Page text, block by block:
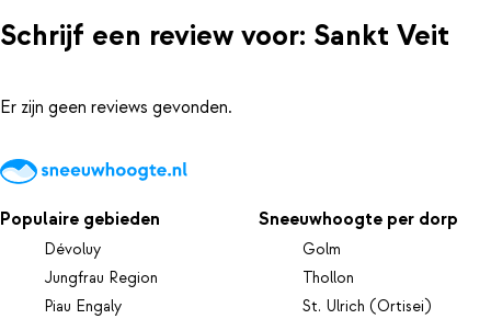
Schrijf een review voor: Sankt Veit
Er zijn geen reviews gevonden.
Populaire gebieden
Dévoluy
Jungfrau Region
Piau Engaly
Sneeuwhoogte per dorp
Golm
Thollon
St. Ulrich (Ortisei)